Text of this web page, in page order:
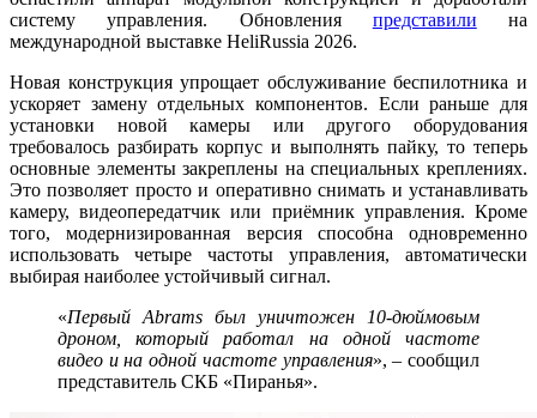
систему управления. Обновления представили на
международной выставке HeliRussia 2026.
Новая конструкция упрощает обслуживание беспилотника и
ускоряет замену отдельных компонентов. Если раньше для
установки новой камеры или другого оборудования
требовалось разбирать корпус и выполнять пайку, то теперь
основные элементы закреплены на специальных креплениях.
Это позволяет просто и оперативно снимать и устанавливать
камеру, видеопередатчик или приёмник управления. Кроме
того, модернизированная версия способна одновременно
использовать четыре частоты управления, автоматически
выбирая наиболее устойчивый сигнал.
«Первый Abrams был уничтожен 10-дюймовым
дроном, который работал на одной частоте
видео и на одной частоте управления», – сообщил
представитель СКБ «Пиранья».